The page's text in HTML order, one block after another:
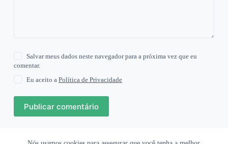
Salvar meus dados neste navegador para a próxima vez que eu
comentar.
Eu aceito aPolítica de Privacidade
Publicar comentário